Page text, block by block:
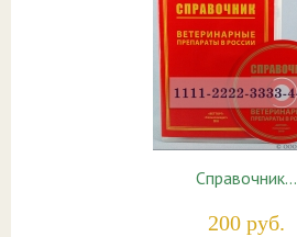
Справочник…
200 руб.